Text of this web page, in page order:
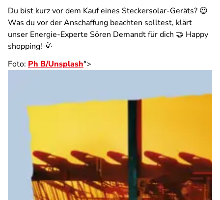
Du bist kurz vor dem Kauf eines Steckersolar-Geräts? 😍
Was du vor der Anschaffung beachten solltest, klärt
unser Energie-Experte Sören Demandt für dich 🤝 Happy
shopping! 🌞
Foto: Ph B/Unsplash">